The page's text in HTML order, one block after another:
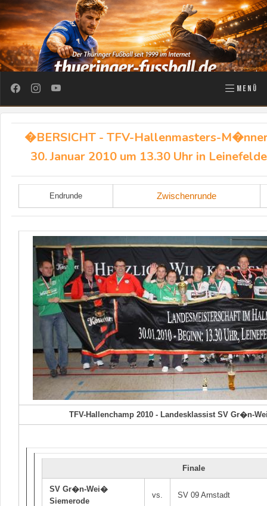
MENÜ
�BERSICHT - TFV-Hallenmasters-
30. Januar 2010 um 13.30 Uhr in
Endrunde Zwischenrunde
TFV-Hallenchamp 2010 - Landesklassist SV Gr�n-
Finale
SV Gr�n-Wei�
Siemerode
vs. SV 09 Arnstadt